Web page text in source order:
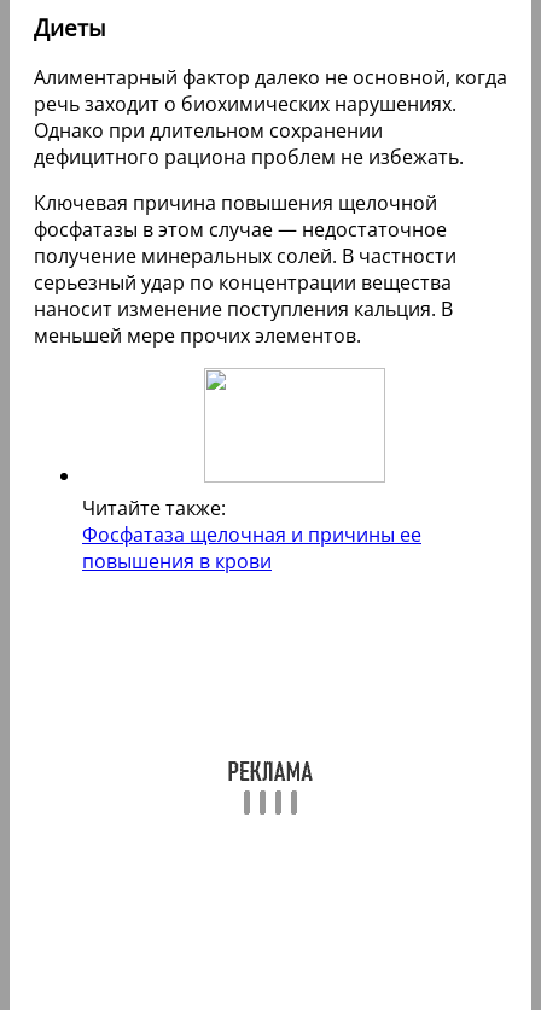
Диеты
Алиментарный фактор далеко не основной, когда
речь заходит о биохимических нарушениях.
Однако при длительном сохранении
дефицитного рациона проблем не избежать.
Ключевая причина повышения щелочной
фосфатазы в этом случае — недостаточное
получение минеральных солей. В частности
серьезный удар по концентрации вещества
наносит изменение поступления кальция. В
меньшей мере прочих элементов.
Читайте также:
Фосфатаза щелочная и причины ее
повышения в крови